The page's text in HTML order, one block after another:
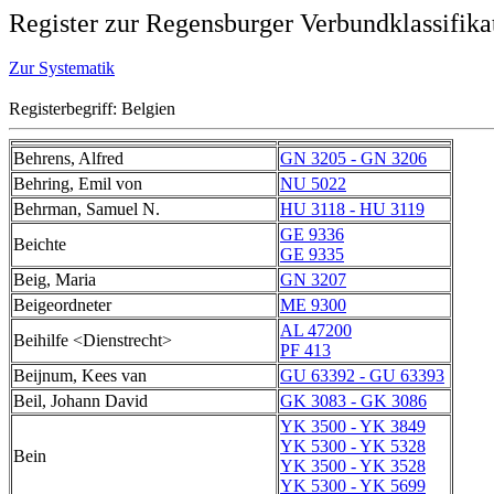
Register zur Regensburger
Zur Systematik
Registerbegriff: Belgien
Behrens, Alfred
GN 3205 - GN 3206
Behring, Emil von
NU 5022
Behrman, Samuel N.
HU 3118 - HU 3119
Beichte
GE 9336
GE 9335
Beig, Maria
GN 3207
Beigeordneter
ME 9300
Beihilfe <Dienstrecht>
AL 47200
PF 413
Beijnum, Kees van
GU 63392 - GU 63393
Beil, Johann David
GK 3083 - GK 3086
Bein
YK 3500 - YK 3849
YK 5300 - YK 5328
YK 3500 - YK 3528
YK 5300 - YK 5699